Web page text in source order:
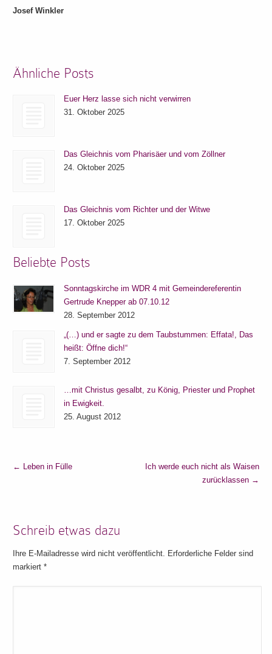
Josef Winkler
Ähnliche Posts
Euer Herz lasse sich nicht verwirren
31. Oktober 2025
Das Gleichnis vom Pharisäer und vom Zöllner
24. Oktober 2025
Das Gleichnis vom Richter und der Witwe
17. Oktober 2025
Beliebte Posts
Sonntagskirche im WDR 4 mit Gemeindereferentin
Gertrude Knepper ab 07.10.12
28. September 2012
„(…) und er sagte zu dem Taubstummen: Effata!, Das
heißt: Öffne dich!“
7. September 2012
…mit Christus gesalbt, zu König, Priester und Prophet
in Ewigkeit.
25. August 2012
← Leben in Fülle
Ich werde euch nicht als Waisen
zurücklassen →
Schreib etwas dazu
Ihre E-Mailadresse wird nicht veröffentlicht. Erforderliche Felder sind
markiert*